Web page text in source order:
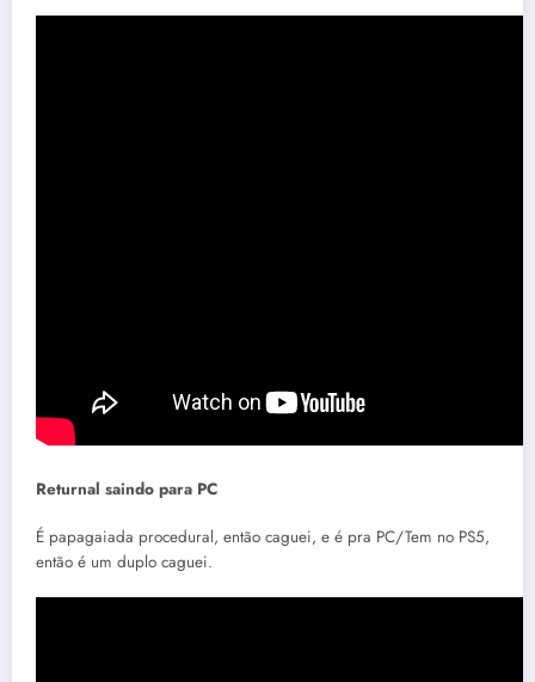
Returnal saindo para PC
É papagaiada procedural, então caguei, e é pra PC/Tem no PS5,
então é um duplo caguei.